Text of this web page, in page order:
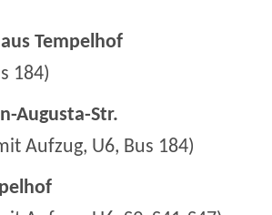
Tempelhof
184)
Augusta-Str.
Aufzug, U6, Bus 184)